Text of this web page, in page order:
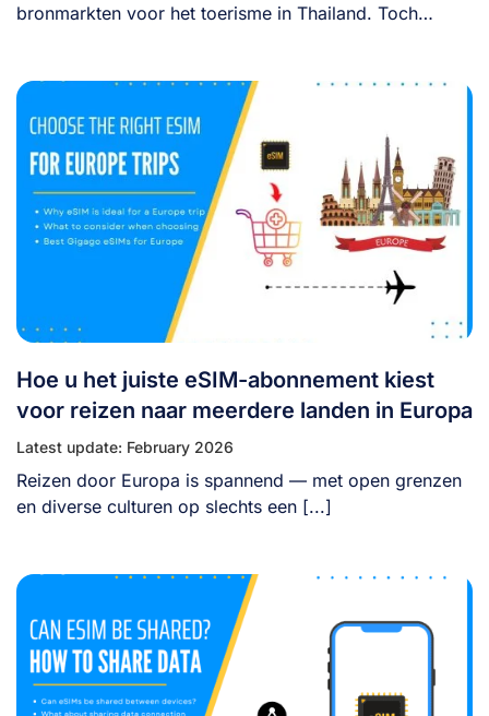
bronmarkten voor het toerisme in Thailand. Toch
Hoe u het juiste eSIM-abonnement kiest
voor reizen naar meerdere landen in Europa
Latest update: February 2026
Reizen door Europa is spannend — met open grenzen
en diverse culturen op slechts een [...]